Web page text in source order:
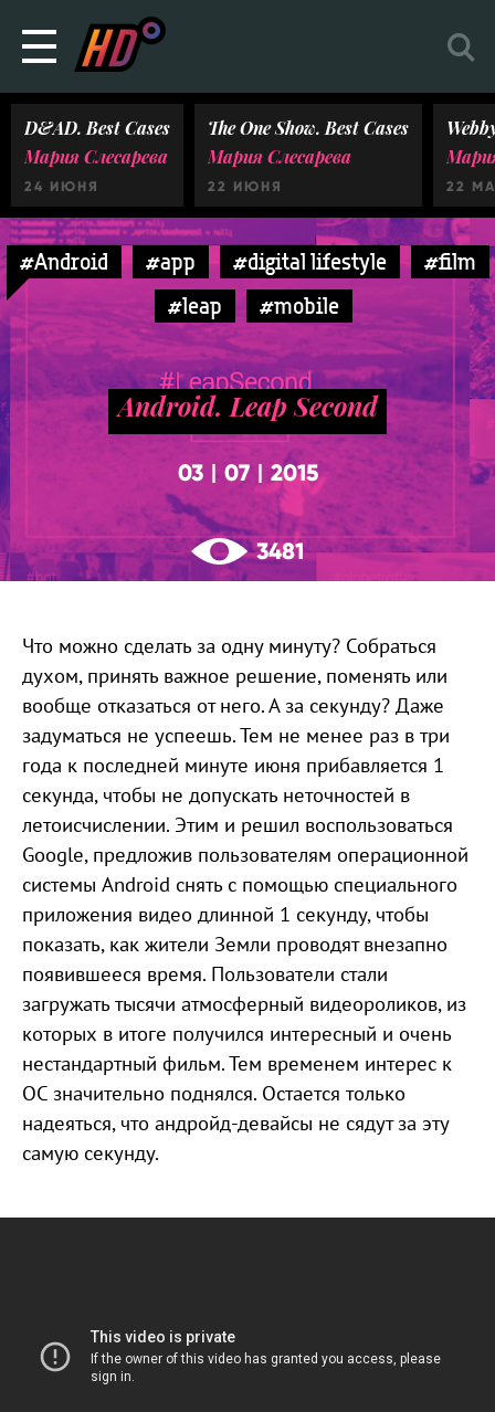
D&AD. Best Cases
Мария Слесарева
24 ИЮНЯ
The One Show. Best Cases
Мария Слесарева
22 ИЮНЯ 22
#Android #app #digital lifestyle
#film
#leap
#mobile
Android. Leap Second
03 07 2015
3481
Что можно сделать за одну минуту? Собраться
духом, принять важное решение, поменять или
вообще отказаться от него. А за секунду? Даже
задуматься не успеешь. Тем не менее раз в три
года к последней минуте июня прибавляется 1
секунда, чтобы не допускать неточностей в
летоисчислении. Этим и решил воспользоваться
Google, предложив пользователям операционной
системы Android снять c помощью специального
приложения видео длинной 1 секунду, чтобы
показать, как жители Земли проводят внезапно
появившееся время. Пользователи стали
загружать тысячи атмосферный видеороликов, из
которых в итоге получился интересный и очень
нестандартный фильм. Тем временем интерес к
ОС значительно поднялся. Остается только
надеяться, что андройд-девайсы не сядут за эту
самую секунду.